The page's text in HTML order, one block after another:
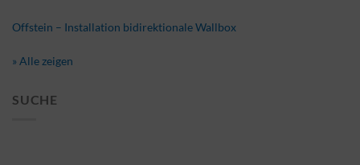
Offstein – Installation bidirektionale Wallbox
» Alle zeigen
SUCHE